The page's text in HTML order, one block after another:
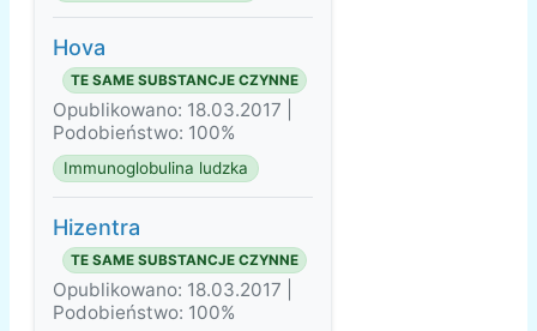
Hova
TE SAME SUBSTANCJE CZYNNE
Opublikowano: 18.03.2017 |
Podobieństwo: 100%
Immunoglobulina ludzka
Hizentra
TE SAME SUBSTANCJE CZYNNE
Opublikowano: 18.03.2017 |
Podobieństwo: 100%